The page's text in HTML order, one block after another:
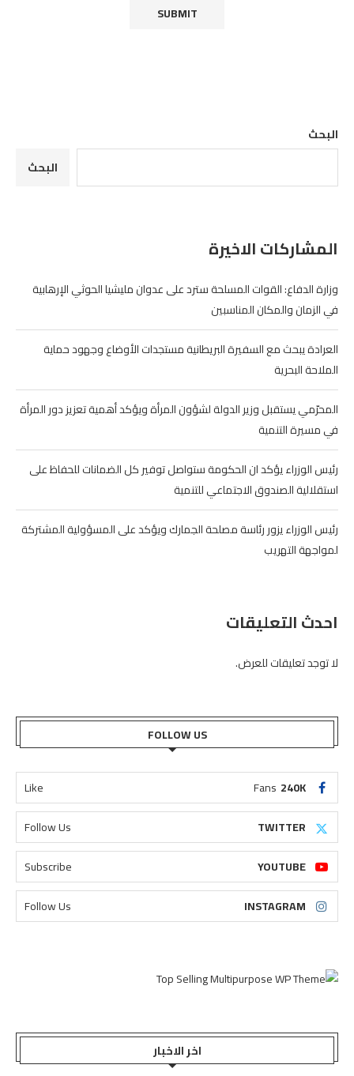
البحث
البحث
المشاركات الاخيرة
وزارة الدفاع: القوات المسلحة سترد على عدوان مليشيا الحوثي الإرهابية
في الزمان والمكان المناسبين
العرادة يبحث مع السفيرة البريطانية مستجدات الأوضاع وجهود حماية
الملاحة البحرية
المحرّمي يستقبل وزير الدولة لشؤون المرأة ويؤكد أهمية تعزيز دور المرأة
في مسيرة التنمية
رئيس الوزراء يؤكد ان الحكومة ستواصل توفير كل الضمانات للحفاظ على
استقلالية الصندوق الاجتماعي للتنمية
رئيس الوزراء يزور رئاسة مصلحة الجمارك ويؤكد على المسؤولية المشتركة
لمواجهة التهريب
احدث التعليقات
لا توجد تعليقات للعرض.
FOLLOW US
240K
Fans
Like
TWITTER
Follow Us
YOUTUBE
Subscribe
INSTAGRAM
Follow Us
اخر الاخبار